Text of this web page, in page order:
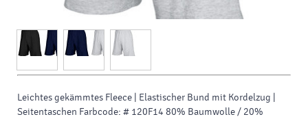
Leichtes gekämmtes Fleece |
Elastischer Bund mit Kordelzug |
Seitentaschen Farbcode: # 120F14 80% Baumwolle / 20%